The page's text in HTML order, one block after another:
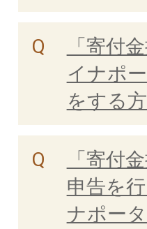
「寄付
イナポ
をする
「寄付
申告を
ナポー